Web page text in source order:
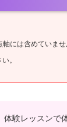
には含めていま
。
験レッスンで